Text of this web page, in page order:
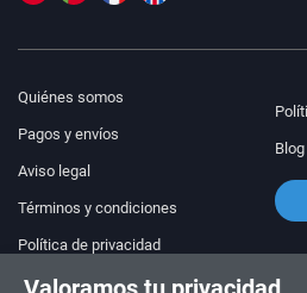
Quiénes somos
Pagos y envíos
Aviso legal
Términos y condiciones
Política de privacidad
Blog